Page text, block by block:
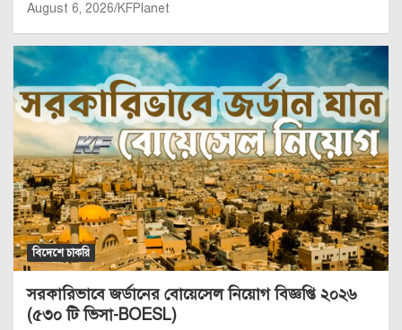
August 6, 2026 KFPlanet
বিদেশে চাকরি
সরকারিভাবে জর্ডানের বোয়েসেল নিয়োগ বিজ্ঞপ্তি ২০২৬
(৫৩০ টি ভিসা-BOESL)